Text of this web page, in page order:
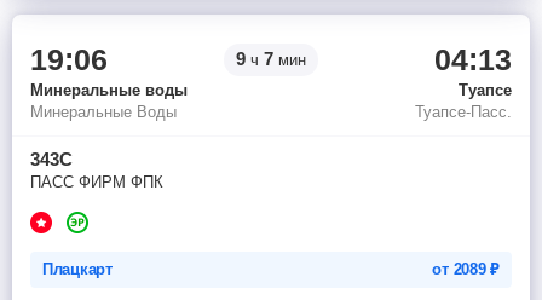
19:06 9 ч 7 мин 04:13
Минеральные воды
Туапсе
Минеральные Воды
Туапсе-Пасс.
343С
ПАСС ФИРМ ФПК
Плацкарт от 2089₽